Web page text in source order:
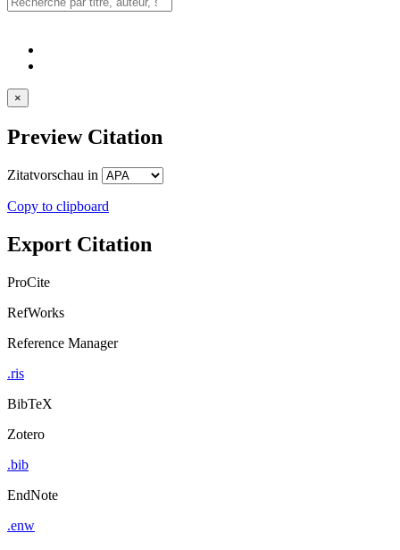
×
Preview Citation
Zitatvorschau in
Copy to clipboard
Export Citation
ProCite
RefWorks
Reference Manager
.ris
BibTeX
Zotero
.bib
EndNote
.enw